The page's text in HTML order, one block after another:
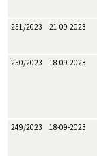
251/2023 21-09-2023
250/2023 18-09-2023
249/2023 18-09-2023